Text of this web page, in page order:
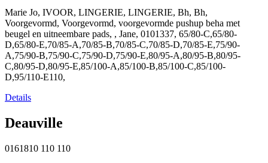
Marie Jo, IVOOR, LINGERIE, LINGERIE, Bh, Bh,
Voorgevormd, Voorgevormd, voorgevormde pushup beha met
beugel en uitneembare pads, , Jane, 0101337, 65/80-C,65/80-
D,65/80-E,70/85-A,70/85-B,70/85-C,70/85-D,70/85-E,75/90-
A,75/90-B,75/90-C,75/90-D,75/90-E,80/95-A,80/95-B,80/95-
C,80/95-D,80/95-E,85/100-A,85/100-B,85/100-C,85/100-
D,95/110-E110,
Details
Deauville
0161810 110 110